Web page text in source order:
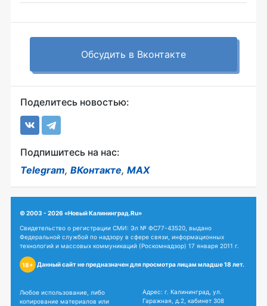
Обсудить в Вконтакте
Поделитесь новостью:
Подпишитесь на нас:
Telegram, ВКонтакте, MAX
© 2003 - 2026 «Новый Калининград.Ru»
Свидетельство о регистрации СМИ: Эл № ФС77-43520, выдано
Федеральной службой по надзору в сфере связи, информационных
технологий и массовых коммуникаций (Роскомнадзор) 17 января 2011 г.
18+ Данный сайт не предназначен для просмотра лицам младше 18 лет.
Любое использование, либо
копирование материалов или
Адрес: г. Калининград, ул.
Гаражная, д.2, кабинет 308